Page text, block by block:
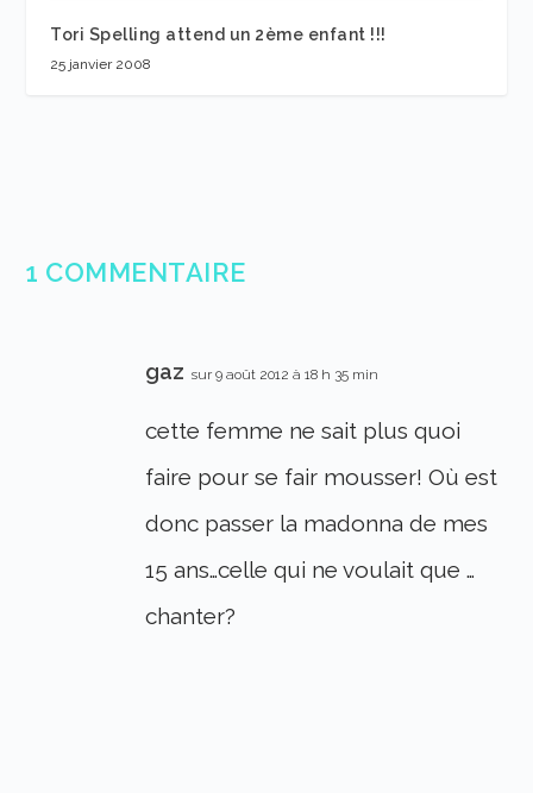
Tori Spelling attend un 2ème enfant !!!
25 janvier 2008
1 COMMENTAIRE
gaz sur 9 août 2012 à 18 h 35 min
cette femme ne sait plus quoi
faire pour se fair mousser! Où est
donc passer la madonna de mes
15 ans…celle qui ne voulait que …
chanter?